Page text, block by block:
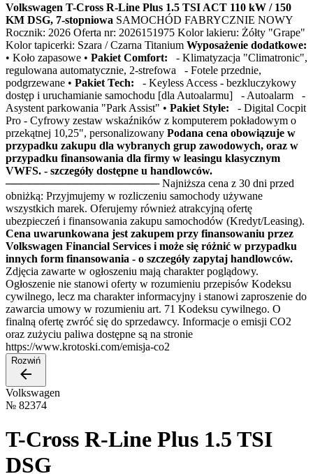
Volkswagen T-Cross R-Line Plus 1.5 TSI ACT 110 kW / 150
KM DSG, 7-stopniowa SAMOCHÓD FABRYCZNIE NOWY
Rocznik: 2026 Oferta nr: 2026151975 Kolor lakieru: Żółty "Grape"
Kolor tapicerki: Szara / Czarna Titanium Wyposażenie dodatkowe:
• Koło zapasowe • Pakiet Comfort: - Klimatyzacja "Climatronic",
regulowana automatycznie, 2-strefowa - Fotele przednie,
podgrzewane • Pakiet Tech: - Keyless Access - bezkluczykowy
dostęp i uruchamianie samochodu [dla Autoalarmu] - Autoalarm -
Asystent parkowania "Park Assist" • Pakiet Style: - Digital Cocpit
Pro - Cyfrowy zestaw wskaźników z komputerem pokładowym o
przekątnej 10,25", personalizowany Podana cena obowiązuje w
przypadku zakupu dla wybranych grup zawodowych, oraz w
przypadku finansowania dla firmy w leasingu klasycznym
VWFS. - szczegóły dostępne u handlowców.
──────────────────── Najniższa cena z 30 dni przed
obniżką: Przyjmujemy w rozliczeniu samochody używane
wszystkich marek. Oferujemy również atrakcyjną ofertę
ubezpieczeń i finansowania zakupu samochodów (Kredyt/Leasing).
Cena uwarunkowana jest zakupem przy finansowaniu przez
Volkswagen Financial Services i może się różnić w przypadku
innych form finansowania - o szczegóły zapytaj handlowców.
Zdjęcia zawarte w ogłoszeniu mają charakter poglądowy.
Ogłoszenie nie stanowi oferty w rozumieniu przepisów Kodeksu
cywilnego, lecz ma charakter informacyjny i stanowi zaproszenie do
zawarcia umowy w rozumieniu art. 71 Kodeksu cywilnego. O
finalną ofertę zwróć się do sprzedawcy. Informacje o emisji CO2
oraz zużyciu paliwa dostępne są na stronie
https://www.krotoski.com/emisja-co2
Rozwiń
Volkswagen
№ 82374
T-Cross R-Line Plus 1.5 TSI
DSG